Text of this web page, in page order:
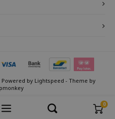
0
Powered by Lightspeed - Theme by
0